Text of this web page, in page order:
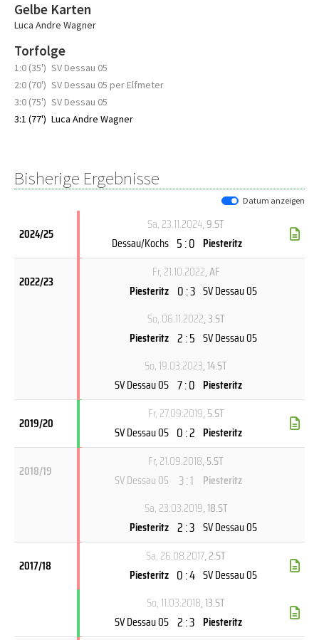
Gelbe Karten
Luca Andre Wagner
Torfolge
1:0 (35') SV Dessau 05
2:0 (70') SV Dessau 05 per Elfmeter
3:0 (75') SV Dessau 05
3:1 (77') Luca Andre Wagner
Bisherige Ergebnisse
Datum anzeigen
2024/25
Sa, 23.11.2024, 9.ST
Dessau/Kochs 5 : 0 Piesteritz
2022/23
Fr, 21.10.2022, AF
Piesteritz 0 : 3 SV Dessau 05
So, 06.11.2022, 3.ST
Piesteritz 2 : 5 SV Dessau 05
So, 19.03.2023, 14.ST
SV Dessau 05 7 : 0 Piesteritz
2019/20
Fr, 27.09.2019, 5.ST
SV Dessau 05 0 : 2 Piesteritz
2018/19
Fr, 21.09.2018, 5.ST
SV Dessau 05
3 : 1 Piesteritz
Sa, 23.03.2019, 18.ST
Piesteritz 2 : 3 SV Dessau 05
2017/18
Sa, 26.08.2017, 2.ST
Piesteritz 0 : 4 SV Dessau 05
So, 11.03.2018, 13.ST
SV Dessau 05 2 : 3 Piesteritz